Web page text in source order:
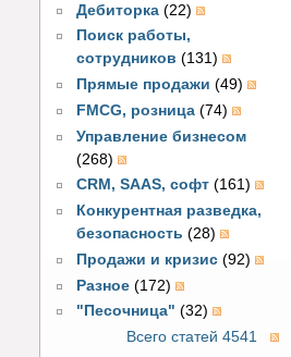
Дебиторка (22)
Поиск работы,
сотрудников (131)
Прямые продажи (49)
FMCG, розница (74)
Управление бизнесом
(268)
CRM, SAAS, софт (161)
Конкурентная разведка,
безопасность (28)
Продажи и кризис (92)
Разное (172)
"Песочница" (32)
Всего статей 4541